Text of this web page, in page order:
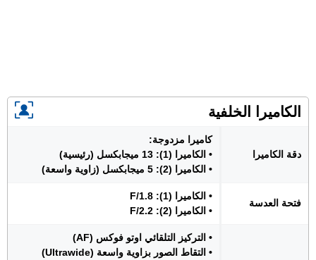
الكاميرا الخلفية
دقة الكاميرا
كاميرا مزدوجة:
• الكاميرا (1): 13 ميجابكسل (رئيسية)
• الكاميرا (2): 5 ميجابكسل (زاوية واسعة)
فتحة العدسة
• الكاميرا (1): F/1.8
• الكاميرا (2): F/2.2
• التركيز التلقائي اوتو فوكس (AF)
• التقاط الصور بزاوية واسعة (Ultrawide)